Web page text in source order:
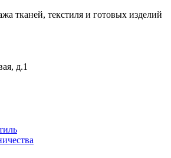
тканей, текстиля и готовых изделий
д.1